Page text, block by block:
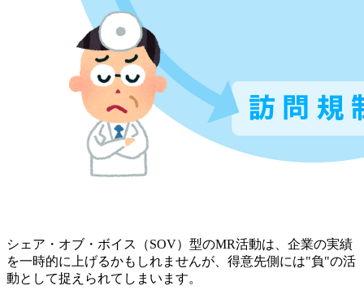
シェア・オブ・ボイス（SOV）型のMR活動は、企業の実績
を一時的に上げるかもしれませんが、得意先側には"負"の活
動として捉えられてしまいます。